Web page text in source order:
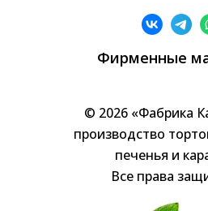
Фирменные
© 2026 «Фабрика
производство
печенья и
Все права